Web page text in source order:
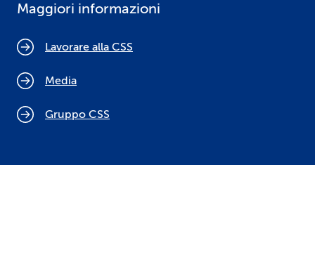
Maggiori informazioni
Lavorare alla CSS
Media
Gruppo CSS